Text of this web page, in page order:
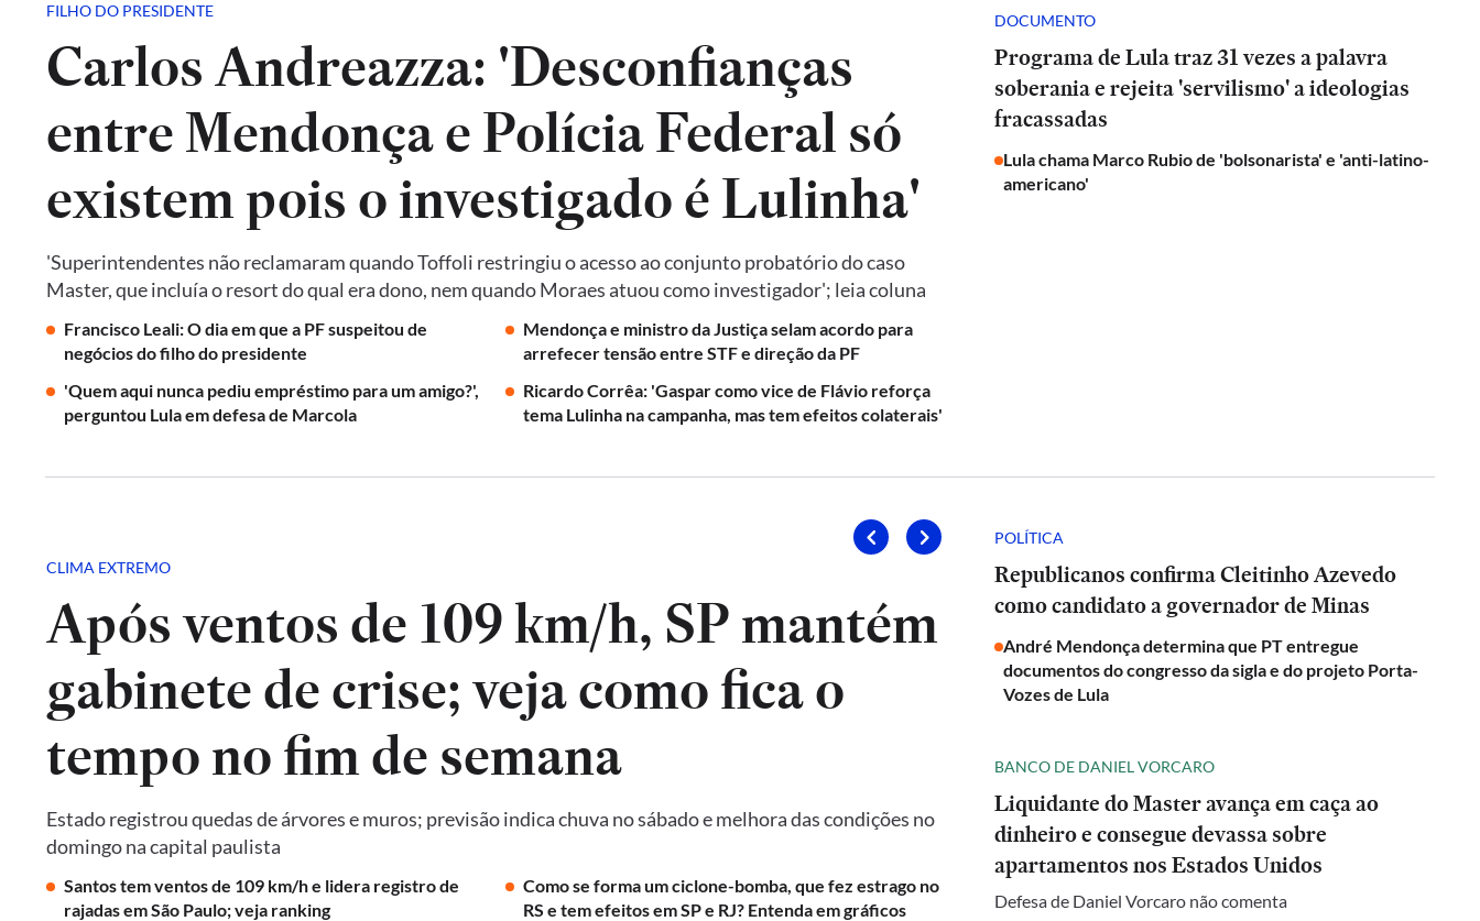
FILHO DO PRESIDENTE
Carlos Andreazza: 'Desconfianças
entre Mendonça e Polícia Federal só
existem pois o investigado é Lulinha'
'Superintendentes não reclamaram quando Toffoli restringiu o acesso ao conjunto probatório do caso
Master, que incluía o resort do qual era dono, nem quando Moraes atuou como investigador'; leia coluna
Francisco Leali: O dia em que a PF suspeitou de
negócios do filho do presidente
Mendonça e ministro da Justiça selam acordo para
arrefecer tensão entre STF e direção da PF
'Quem aqui nunca pediu empréstimo para um amigo?',
perguntou Lula em defesa de Marcola
Ricardo Corrêa: 'Gaspar como vice de Flávio reforça
tema Lulinha na campanha, mas tem efeitos colaterais'
DOCUMENTO
Programa de Lula traz 31 vezes a palavra
soberania e rejeita 'servilismo' a ideologias
fracassadas
Lula chama Marco Rubio de 'bolsonarista' e 'anti-latino-
americano'
CLIMA EXTREMO
Após ventos de 109 km/h, SP mantém
gabinete de crise; veja como fica o
tempo no fim de semana
Estado registrou quedas de árvores e muros; previsão indica chuva no sábado e melhora das condições no
domingo na capital paulista
Santos tem ventos de 109 km/h e lidera registro de
rajadas em São Paulo; veja ranking
Como se forma um ciclone-bomba, que fez estrago no
RS e tem efeitos em SP e RJ? Entenda em gráficos
POLÍTICA
Republicanos confirma Cleitinho Azevedo
como candidato a governador de Minas
André Mendonça determina que PT entregue
documentos do congresso da sigla e do projeto Porta-
Vozes de Lula
BANCO DE DANIEL VORCARO
Liquidante do Master avança em caça ao
dinheiro e consegue devassa sobre
apartamentos nos Estados Unidos
Defesa de Daniel Vorcaro não comenta